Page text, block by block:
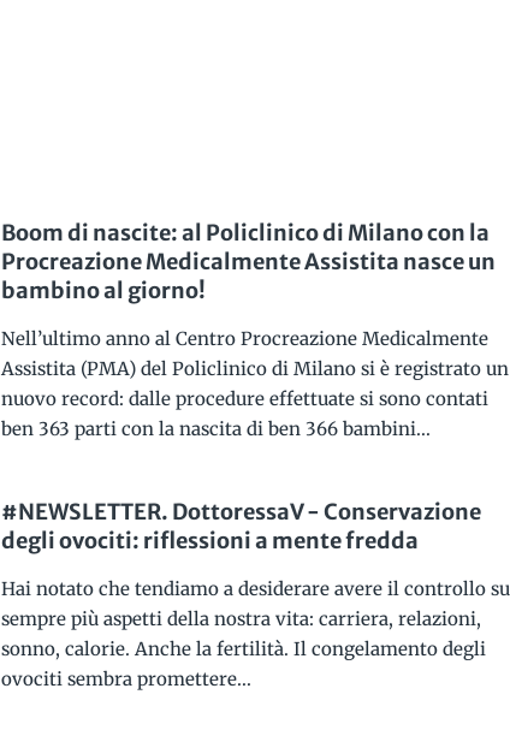
Boom di nascite: al Policlinico di Milano con la
Procreazione Medicalmente Assistita nasce un
bambino al giorno!
Nell’ultimo anno al Centro Procreazione Medicalmente
Assistita (PMA) del Policlinico di Milano si è registrato un
nuovo record: dalle procedure effettuate si sono contati
ben 363 parti con la nascita di ben 366 bambini...
#NEWSLETTER. DottoressaV - Conservazione
degli ovociti: riflessioni a mente fredda
Hai notato che tendiamo a desiderare avere il controllo su
sempre più aspetti della nostra vita: carriera, relazioni,
sonno, calorie. Anche la fertilità. Il congelamento degli
ovociti sembra promettere...